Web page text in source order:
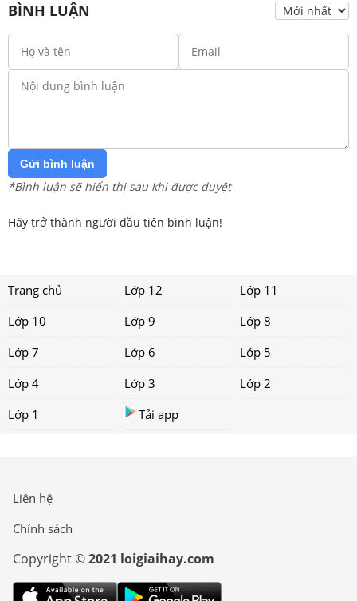
BÌNH LUẬN
Gửi bình luận
*Bình luận sẽ hiển thị sau khi được duyệt
Hãy trở thành người đầu tiên bình luận!
Trang chủ Lớp 12
Lớp 11
Lớp 10
Lớp 9
Lớp 8
Lớp 7
Lớp 6
Lớp 5
Lớp 4
Lớp 3
Lớp 2
Lớp 1
Tải app
Liên hệ
Chính sách
Copyright ©2021 loigiaihay.com